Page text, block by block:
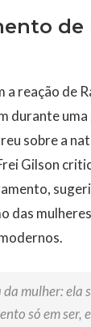
de
reação de
durante uma
sobre a
Gilson
das
da mulher: ela
só em ser,